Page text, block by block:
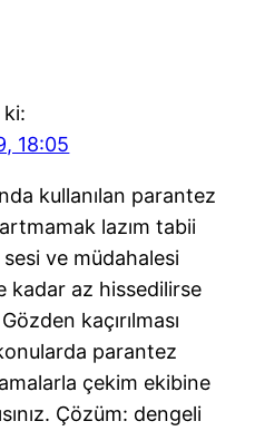
ki:
18:05
kullanılan parantez
lazım tabii
ve müdahalesi
kadar az hissedilirse
kaçırılması
parantez
çekim ekibine
Çözüm: dengeli